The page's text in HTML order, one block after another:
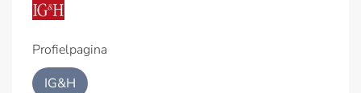
Profielpagina
IG&H